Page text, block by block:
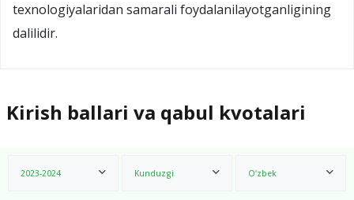
texnologiyalaridan samarali foydalanilayotganligining
dalilidir.
Kirish ballari va qabul kvotalari
2023-2024 Kunduzgi O‘zbek